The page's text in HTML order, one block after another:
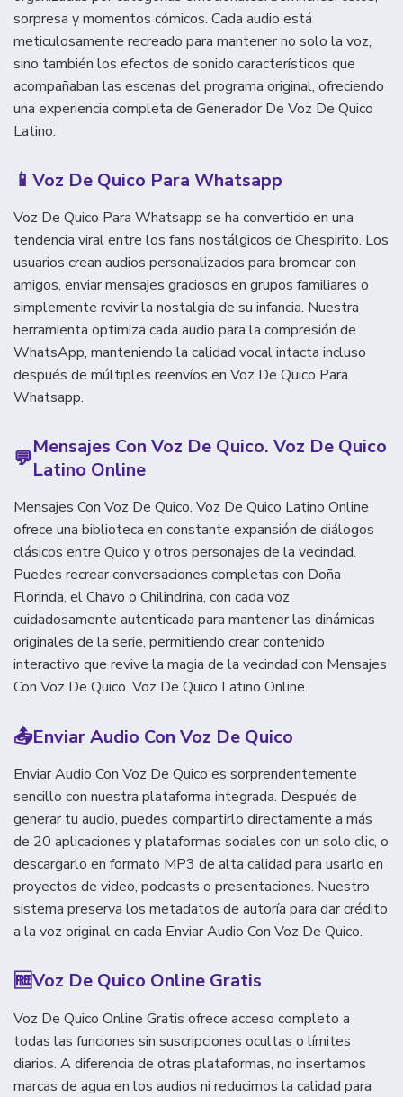
sorpresa y momentos cómicos. Cada audio está
meticulosamente recreado para mantener no solo la voz,
sino también los efectos de sonido característicos que
acompañaban las escenas del programa original, ofreciendo
una experiencia completa de Generador De Voz De Quico
Latino.
📱 Voz De Quico Para Whatsapp
Voz De Quico Para Whatsapp se ha convertido en una
tendencia viral entre los fans nostálgicos de Chespirito. Los
usuarios crean audios personalizados para bromear con
amigos, enviar mensajes graciosos en grupos familiares o
simplemente revivir la nostalgia de su infancia. Nuestra
herramienta optimiza cada audio para la compresión de
WhatsApp, manteniendo la calidad vocal intacta incluso
después de múltiples reenvíos en Voz De Quico Para
Whatsapp.
💬Mensajes Con Voz De Quico. Voz De Quico
Latino Online
Mensajes Con Voz De Quico. Voz De Quico Latino Online
ofrece una biblioteca en constante expansión de diálogos
clásicos entre Quico y otros personajes de la vecindad.
Puedes recrear conversaciones completas con Doña
Florinda, el Chavo o Chilindrina, con cada voz
cuidadosamente autenticada para mantener las dinámicas
originales de la serie, permitiendo crear contenido
interactivo que revive la magia de la vecindad con Mensajes
Con Voz De Quico. Voz De Quico Latino Online.
📤Enviar Audio Con Voz De Quico
Enviar Audio Con Voz De Quico es sorprendentemente
sencillo con nuestra plataforma integrada. Después de
generar tu audio, puedes compartirlo directamente a más
de 20 aplicaciones y plataformas sociales con un solo clic, o
descargarlo en formato MP3 de alta calidad para usarlo en
proyectos de video, podcasts o presentaciones. Nuestro
sistema preserva los metadatos de autoría para dar crédito
a la voz original en cada Enviar Audio Con Voz De Quico.
🆓Voz De Quico Online Gratis
Voz De Quico Online Gratis ofrece acceso completo a
todas las funciones sin suscripciones ocultas o límites
diarios. A diferencia de otras plataformas, no insertamos
marcas de agua en los audios ni reducimos la calidad para